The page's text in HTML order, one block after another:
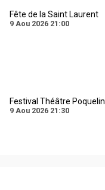
Fête de la Saint Laurent
9 Aou 2026 21:00
Festival Théâtre Poquelin
9 Aou 2026 21:30